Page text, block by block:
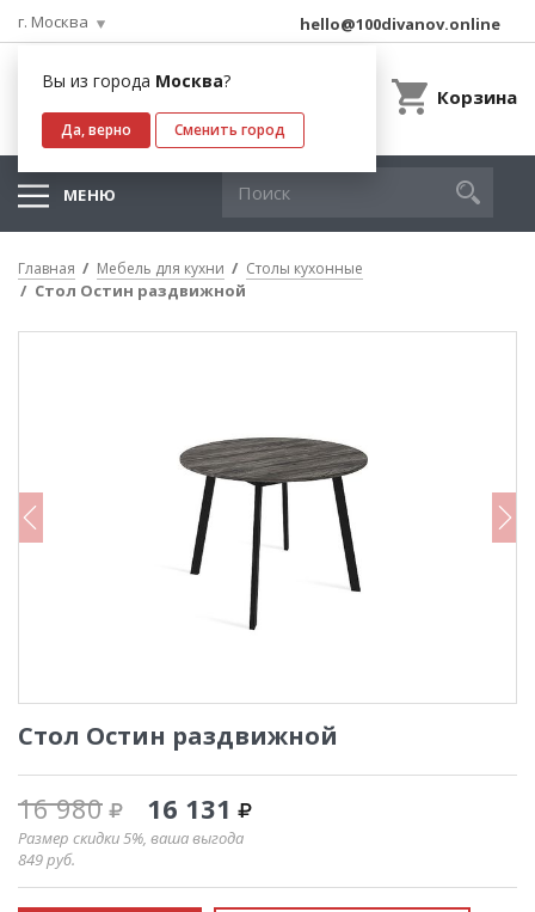
г. Москва
Вы из города Москва?
Да, верно Сменить город
hello@100divanov.online
Корзина
МЕНЮ
Главная Мебель для кухни Столы кухонные
Стол Остин раздвижной
Стол Остин раздвижной
16 980 16 131
Размер скидки 5%, ваша выгода
849руб.